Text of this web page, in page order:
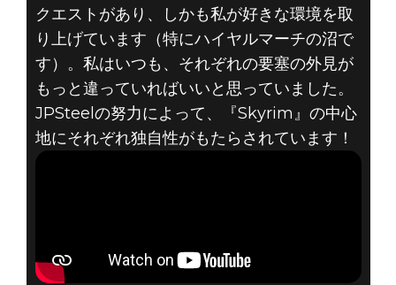
クエストがあり、しかも私が好きな環境を取
り上げています（特にハイヤルマーチの沼で
す）。私はいつも、それぞれの要塞の外見が
もっと違っていればいいと思っていました。
JPSteelの努力によって、『Skyrim』の中心
地にそれぞれ独自性がもたらされています！